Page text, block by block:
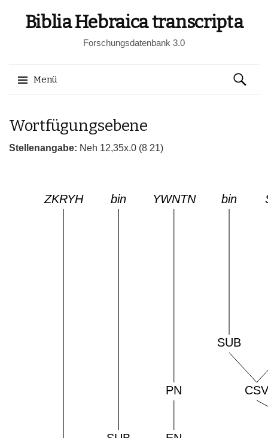
Biblia Hebraica transcripta
Forschungsdatenbank 3.0
Menü
zum
Suchen
nach:
Wortfügungsebene
Stellenangabe: Neh 12,35x.0 (8 21)